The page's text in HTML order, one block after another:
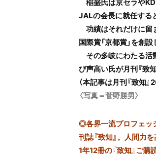
JALの会長に就任する
功績はそれだけに留
国際賞「京都賞」を創
その多岐にわたる活
び声高い氏が月刊『致
（本記事は月刊『致知
〈写真＝菅野勝男〉
◎各界一流プロフェッ
刊誌『致知』。人間力
1年12冊の『致知』ご購